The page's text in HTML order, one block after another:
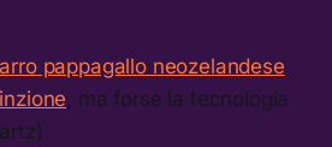
pappagallo neozelandese
, ma forse la tecnologia